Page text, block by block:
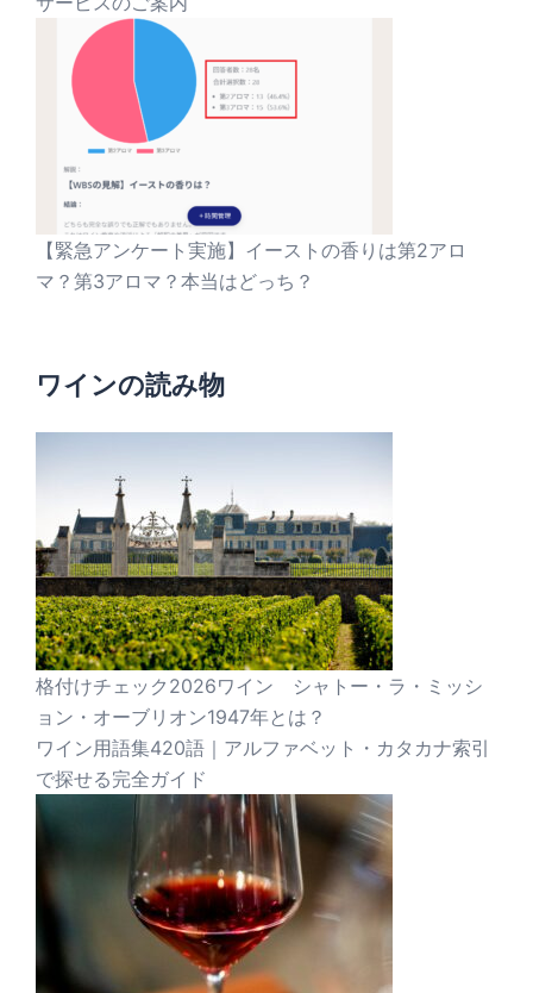
【緊急アンケート実施】イーストの香りは第2アロ
マ？第3アロマ？本当はどっち？
ワインの読み物
格付けチェック2026ワイン シャトー・ラ・ミッシ
ョン・オーブリオン1947年とは？
ワイン用語集420語｜アルファベット・カタカナ索引
で探せる完全ガイド